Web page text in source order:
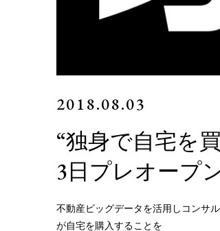
2018.08.03
“独身で自宅を
3日プレオープ
不動産ビッグデータを活用しコンサ
が自宅を購入することを